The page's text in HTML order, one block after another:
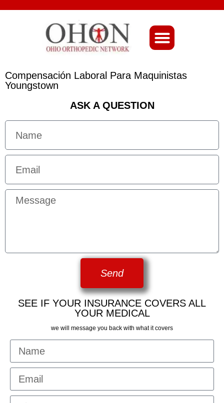
Compensación Laboral Para Maquinistas
Youngstown
ASK A QUESTION
Send
SEE IF YOUR INSURANCE COVERS ALL
YOUR MEDICAL
we will message you back with what it covers